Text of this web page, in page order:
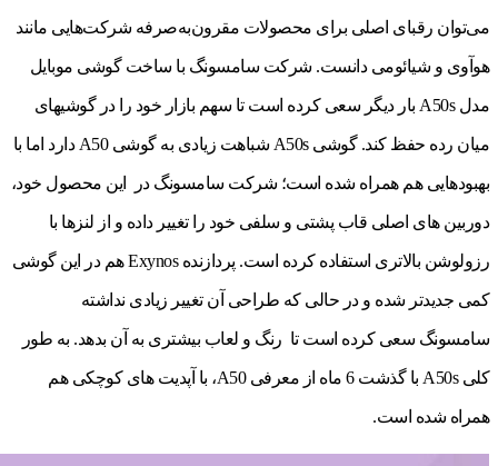
می‌توان رقبای اصلی برای محصولات مقرون‌به‌صرفه شرکت‌هایی مانند
هوآوی و شیائومی دانست. شرکت سامسونگ با ساخت گوشی موبایل
مدل A50s بار دیگر سعی کرده است تا سهم بازار خود را در گوشی‎های
میان رده حفظ کند. گوشی A50s شباهت زیادی به گوشی A50 دارد اما با
بهبودهایی هم همراه شده است؛ شرکت سامسونگ در این محصول خود،
دوربین های اصلی قاب پشتی و سلفی خود را تغییر داده و از لنزها با
رزولوشن بالاتری استفاده کرده است. پردازنده Exynos هم در این گوشی
کمی جدیدتر شده و در حالی که طراحی آن تغییر زیادی نداشته
سامسونگ سعی کرده است تا رنگ و لعاب بیشتری به آن بدهد. به طور
کلی A50s با گذشت 6 ماه از معرفی A50، با آپدیت های کوچکی هم
همراه شده است.